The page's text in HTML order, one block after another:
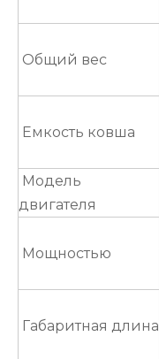
Общий вес
Емкость ковша
Модель
двигателя
Мощностью
Габаритная длина